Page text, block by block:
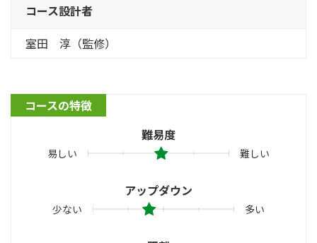
コース設計者
室田 淳（監修）
コースの特徴
難易度
易しい 難しい
アップダウン
少ない 多い